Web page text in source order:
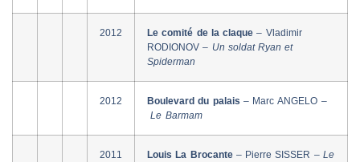
2012 Le comité de la claque – Vladimir
RODIONOV – Un soldat Ryan et
Spiderman
2012 Boulevard du palais – Marc ANGELO –
Le Barmam
2011 Louis La Brocante– Pierre SISSER –Le